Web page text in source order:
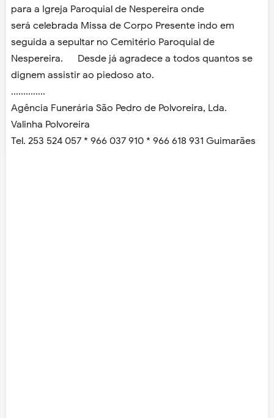
para a Igreja Paroquial de Nespereira onde
será celebrada Missa de Corpo Presente indo em
seguida a sepultar no Cemitério Paroquial de
Nespereira. Desde já agradece a todos quantos se
dignem assistir ao piedoso ato.
..............
Agência Funerária São Pedro de Polvoreira, Lda.
Valinha Polvoreira
Tel. 253 524 057 * 966 037 910 * 966 618 931 Guimarães